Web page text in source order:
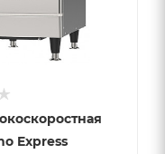
Expres s